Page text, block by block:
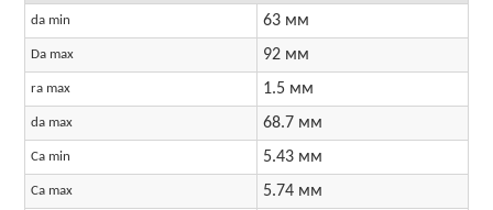
da min 63 мм
Da max 92 мм
ra max 1.5 мм
da max 68.7 мм
Ca min 5.43 мм
Ca max 5.74 мм